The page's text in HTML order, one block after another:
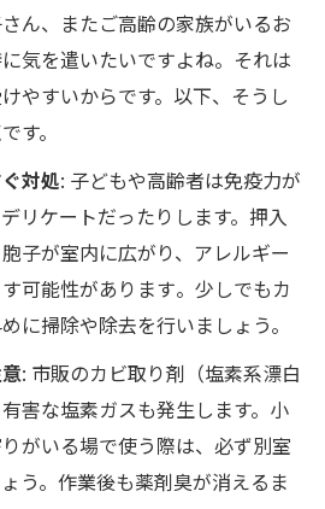
ん、またご高齢の家族がいるお
気を遣いたいですよね。それは
やすいからです。以下、そうし
す。
対処: 子どもや高齢者は免疫力が
リケートだったりします。押入
子が室内に広がり、アレルギー
可能性があります​。少しでもカ
に掃除や除去を行いましょう。
: 市販のカビ取り剤（塩素系漂白
害な塩素ガスも発生します。小
がいる場で使う際は、必ず別室
う。作業後も薬剤臭が消えるま